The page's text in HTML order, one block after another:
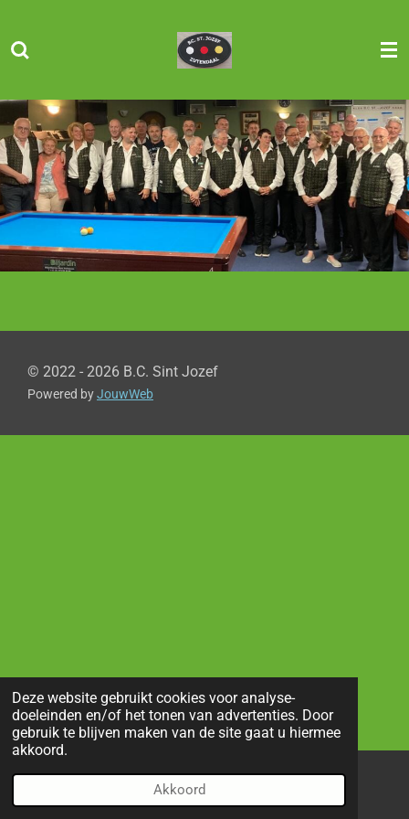
Deze website gebruikt cookies voor analyse-
doeleinden en/of het tonen van advertenties. Door
gebruik te blijven maken van de site gaat u hiermee
akkoord.
Akkoord
direct
naar
hoofdinhoud
© 2022 - 2026 B.C. Sint Jozef
Powered byJouwWeb